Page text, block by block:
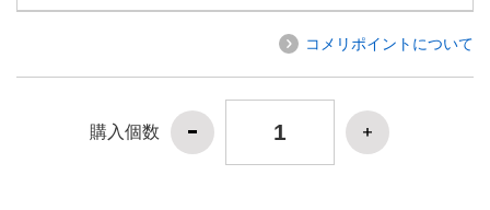
コメリポイントについて
購入個数